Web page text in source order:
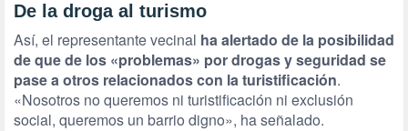
De la droga al turismo
Así, el representante vecinal ha alertado de la posibilidad
de que de los «problemas» por drogas y seguridad se
pase a otros relacionados con la turistificación.
«Nosotros no queremos ni turistificación ni exclusión
social, queremos un barrio digno», ha señalado.